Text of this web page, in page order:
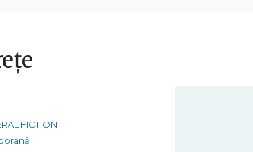
FICTION